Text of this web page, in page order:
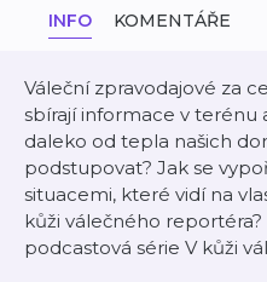
INFO KOMENTÁŘE
Váleční zpravodajové za
sbírají informace v terénu
daleko od tepla našich
podstupovat? Jak se
situacemi, které vidí na
kůži válečného
podcastová série V kůži